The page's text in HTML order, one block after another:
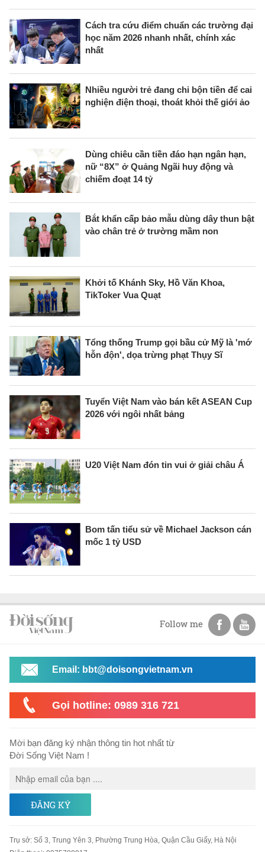
Cách tra cứu điểm chuẩn các trường đại
học năm 2026 nhanh nhất, chính xác
nhất
Nhiều người trẻ đang chi bộn tiền để cai
nghiện điện thoại, thoát khỏi thế giới ảo
Dùng chiêu cần tiền đáo hạn ngân hạn,
nữ “8X” ở Quảng Ngãi huy động và
chiếm đoạt 14 tỷ
Bắt khẩn cấp bảo mẫu dùng dây thun bật
vào chân trẻ ở trường mầm non
Khởi tố Khánh Sky, Hồ Văn Khoa,
TikToker Vua Quạt
Tổng thống Trump gọi bầu cử Mỹ là 'mớ
hỗn độn', dọa trừng phạt Thụy Sĩ
Tuyển Việt Nam vào bán kết ASEAN Cup
2026 với ngôi nhất bảng
U20 Việt Nam đón tin vui ở giải châu Á
Bom tấn tiểu sử về Michael Jackson cán
mốc 1 tỷ USD
Follow me
Email: bbt@doisongvietnam.vn
Gọi hotline: 0989 316 721
Mời bạn đăng ký nhận thông tin hot nhất từ
Đời Sống Việt Nam !
ĐĂNG KÝ
Trụ sở: Số 3, Trung Yên 3, Phường Trung Hòa, Quận Cầu Giấy, Hà Nội